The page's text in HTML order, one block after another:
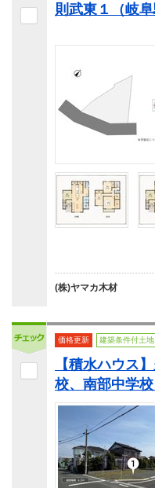
則武東１（岐
(株)ヤマカ木材
価格更新 建築条件付土地
【積水ハウス
校、南部中学